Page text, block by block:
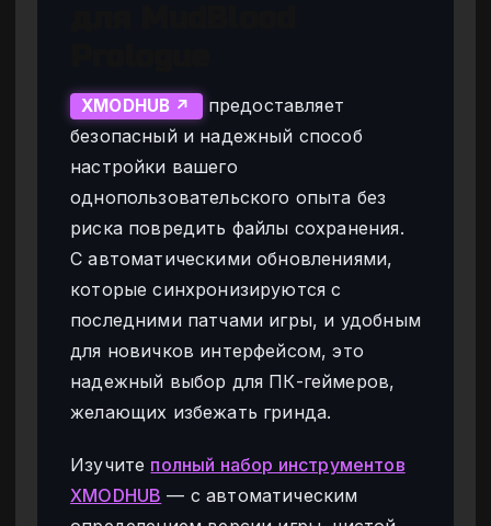
XMODHUB ↗
предоставляет
безопасный и надежный способ
настройки вашего
однопользовательского опыта без
риска повредить файлы сохранения.
С автоматическими обновлениями,
которые синхронизируются с
последними патчами игры, и удобным
для новичков интерфейсом, это
надежный выбор для ПК-геймеров,
желающих избежать гринда.
Изучите полный набор инструментов
XMODHUB — с автоматическим